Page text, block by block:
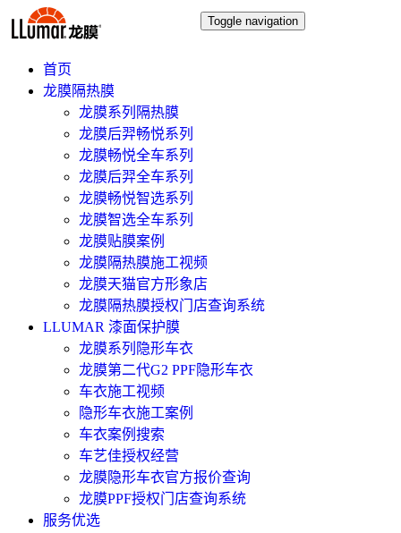
Toggle navigation
首页
龙膜隔热膜
龙膜系列隔热膜
龙膜后羿畅悦系列
龙膜畅悦全车系列
龙膜后羿全车系列
龙膜畅悦智选系列
龙膜智选全车系列
龙膜贴膜案例
龙膜隔热膜施工视频
龙膜天猫官方形象店
龙膜隔热膜授权门店查询系统
LLUMAR 漆面保护膜
龙膜系列隐形车衣
龙膜第二代G2 PPF隐形车衣
车衣施工视频
隐形车衣施工案例
车衣案例搜索
车艺佳授权经营
龙膜隐形车衣官方报价查询
龙膜PPF授权门店查询系统
服务优选